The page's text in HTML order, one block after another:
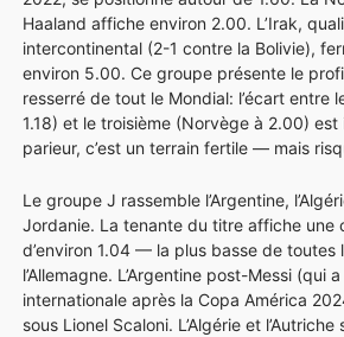
Haaland affiche environ 2.00. L’Irak,
intercontinental (2-1 contre la Bolivie),
environ 5.00. Ce groupe présente le
resserré de tout le Mondial: l’écart entre
1.18) et le troisième (Norvège à 2.00) est
parieur, c’est un terrain fertile — mais
Le groupe J rassemble l’Argentine,
Jordanie. La tenante du titre affiche une
d’environ 1.04 — la plus basse de toutes
l’Allemagne. L’Argentine post-Messi (qui
internationale après la Copa América
sous Lionel Scaloni. L’Algérie et